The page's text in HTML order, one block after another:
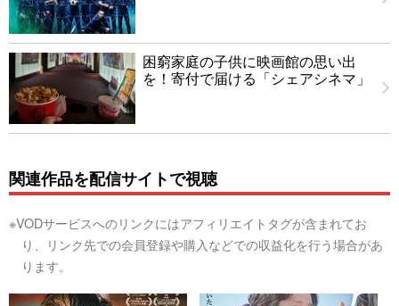
困窮家庭の子供に映画館の思い出
を！寄付で届ける「シェアシネマ」
関連作品を配信サイトで視聴
※VODサービスへのリンクにはアフィリエイトタグが含まれてお
り、リンク先での会員登録や購入などでの収益化を行う場合があ
ります。